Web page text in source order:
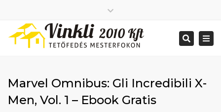
2026 január
2025 december
2025 augusztus
2025 július
2025 június
Big buildings
Home
top
bar
Search
Marvel Omnibus: Gli Incredibili X-
Men, Vol. 1 – Ebook Gratis